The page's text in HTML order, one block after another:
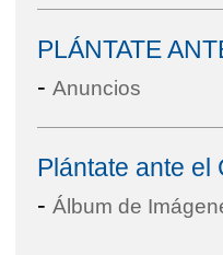
PLÁNTATE
- Anuncios
Plántate ante el
- Álbum de